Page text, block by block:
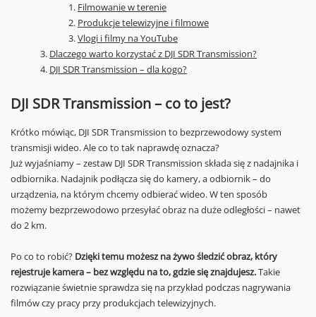
Filmowanie w terenie
Produkcje telewizyjne i filmowe
Vlogi i filmy na YouTube
Dlaczego warto korzystać z DJI SDR Transmission?
DJI SDR Transmission – dla kogo?
DJI SDR Transmission – co to jest?
Krótko mówiąc, DJI SDR Transmission to bezprzewodowy system
transmisji wideo. Ale co to tak naprawdę oznacza?
Już wyjaśniamy – zestaw DJI SDR Transmission składa się z nadajnika i
odbiornika. Nadajnik podłącza się do kamery, a odbiornik – do
urządzenia, na którym chcemy odbierać wideo. W ten sposób
możemy bezprzewodowo przesyłać obraz na duże odległości – nawet
do 2 km.
Po co to robić? Dzięki temu możesz na żywo śledzić obraz, który
rejestruje kamera – bez względu na to, gdzie się znajdujesz.Takie
rozwiązanie świetnie sprawdza się na przykład podczas nagrywania
filmów czy pracy przy produkcjach telewizyjnych.